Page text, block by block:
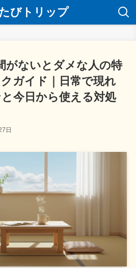
びトリップ
がないとダメな人の特
ガイド｜日常で現れ
今日から使える対処
日